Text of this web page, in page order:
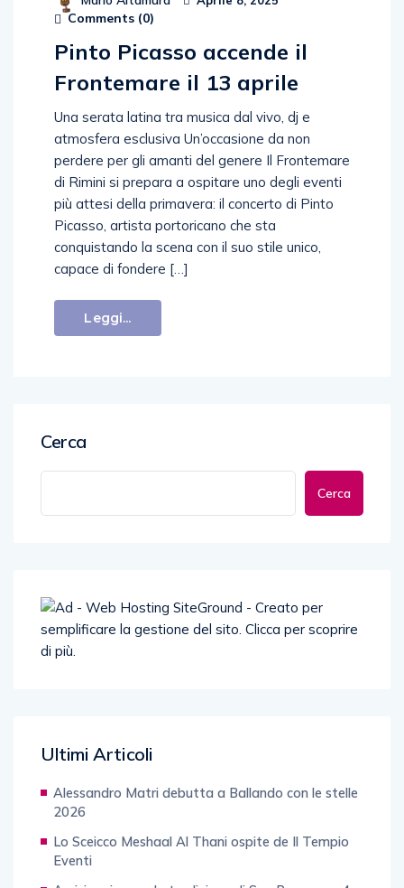
Comments (0)
Pinto Picasso accende il
Frontemare il 13 aprile
Una serata latina tra musica dal vivo, dj e
atmosfera esclusiva Un’occasione da non
perdere per gli amanti del genere Il Frontemare
di Rimini si prepara a ospitare uno degli eventi
più attesi della primavera: il concerto di Pinto
Picasso, artista portoricano che sta
conquistando la scena con il suo stile unico,
capace di fondere […]
Leggi...
Cerca
Cerca
Ultimi Articoli
Alessandro Matri debutta a Ballando con le stelle
2026
Lo Sceicco Meshaal Al Thani ospite de Il Tempio
Eventi